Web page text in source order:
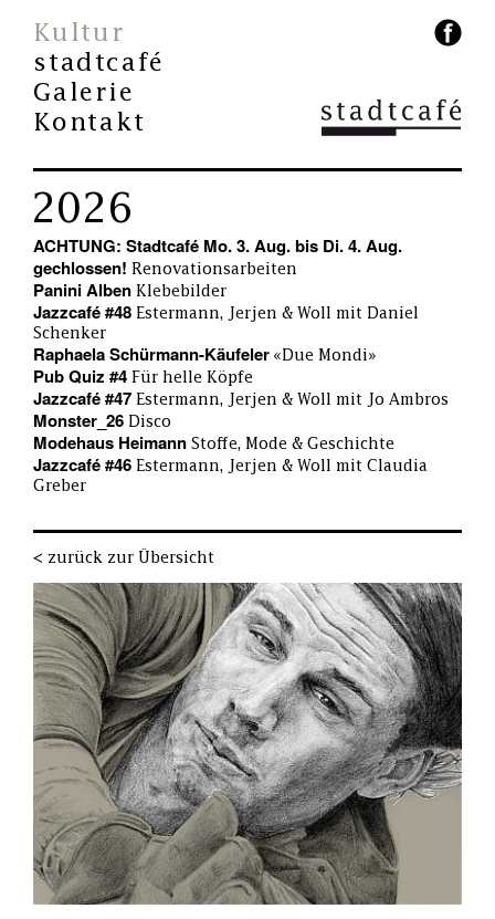
Kultur
stadtcafé
Galerie
Kontakt
2026
ACHTUNG: Stadtcafé Mo. 3. Aug. bis Di. 4. Aug.
gechlossen! Renovationsarbeiten
Panini Alben Klebebilder
Jazzcafé #48 Estermann, Jerjen & Woll mit Daniel
Schenker
Raphaela Schürmann-Käufeler «Due Mondi»
Pub Quiz #4 Für helle Köpfe
Jazzcafé #47 Estermann, Jerjen & Woll mit Jo Ambros
Monster_26 Disco
Modehaus Heimann Stoffe, Mode & Geschichte
Jazzcafé #46 Estermann, Jerjen & Woll mit Claudia
Greber
< zurück zur Übersicht